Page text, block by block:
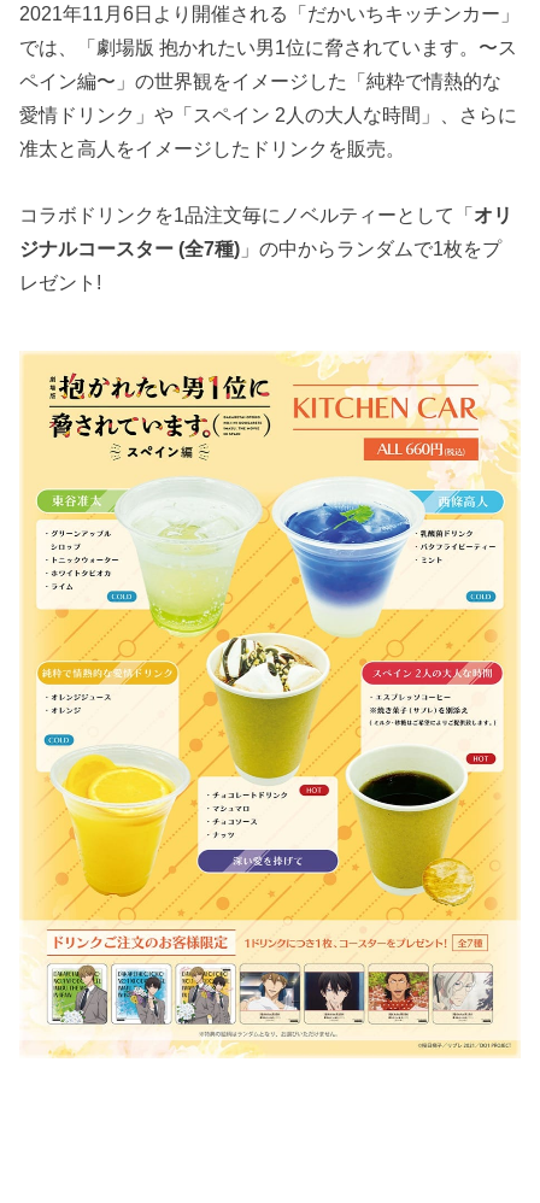
2021年11月6日より開催される「だかいちキッチンカー」
では、「劇場版 抱かれたい男1位に脅されています。〜ス
ペイン編〜」の世界観をイメージした「純粋で情熱的な
愛情ドリンク」や「スペイン 2人の大人な時間」、さらに
准太と高人をイメージしたドリンクを販売。
コラボドリンクを1品注文毎にノベルティーとして「オリ
ジナルコースター (全7種) 」の中からランダムで1枚をプ
レゼント!